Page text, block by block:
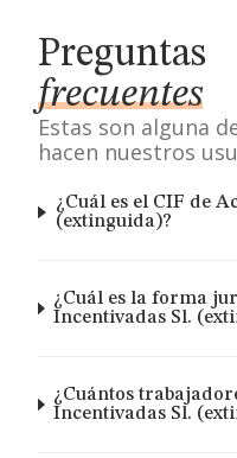
Preguntas
frecuentes
Estas son alguna
hacen nuestros
¿Cuál es el CIF de
(extinguida)?
¿Cuál es la forma
Incentivadas Sl.
¿Cuántos
Incentivadas Sl.